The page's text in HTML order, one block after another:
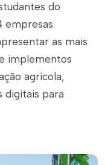
do
empresas
as mais
implementos
agrícola,
digitais para